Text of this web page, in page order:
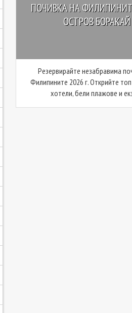
ПОЧИВКА НА
ОСТРОВ БОРАКАЙ
Резервирайте незабравима
Филипините 2026 г. Открийте
хотели, бели плажове и